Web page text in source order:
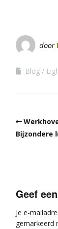
door
Blog
Bijzondere
Geef
Je e-
gemarkeerd